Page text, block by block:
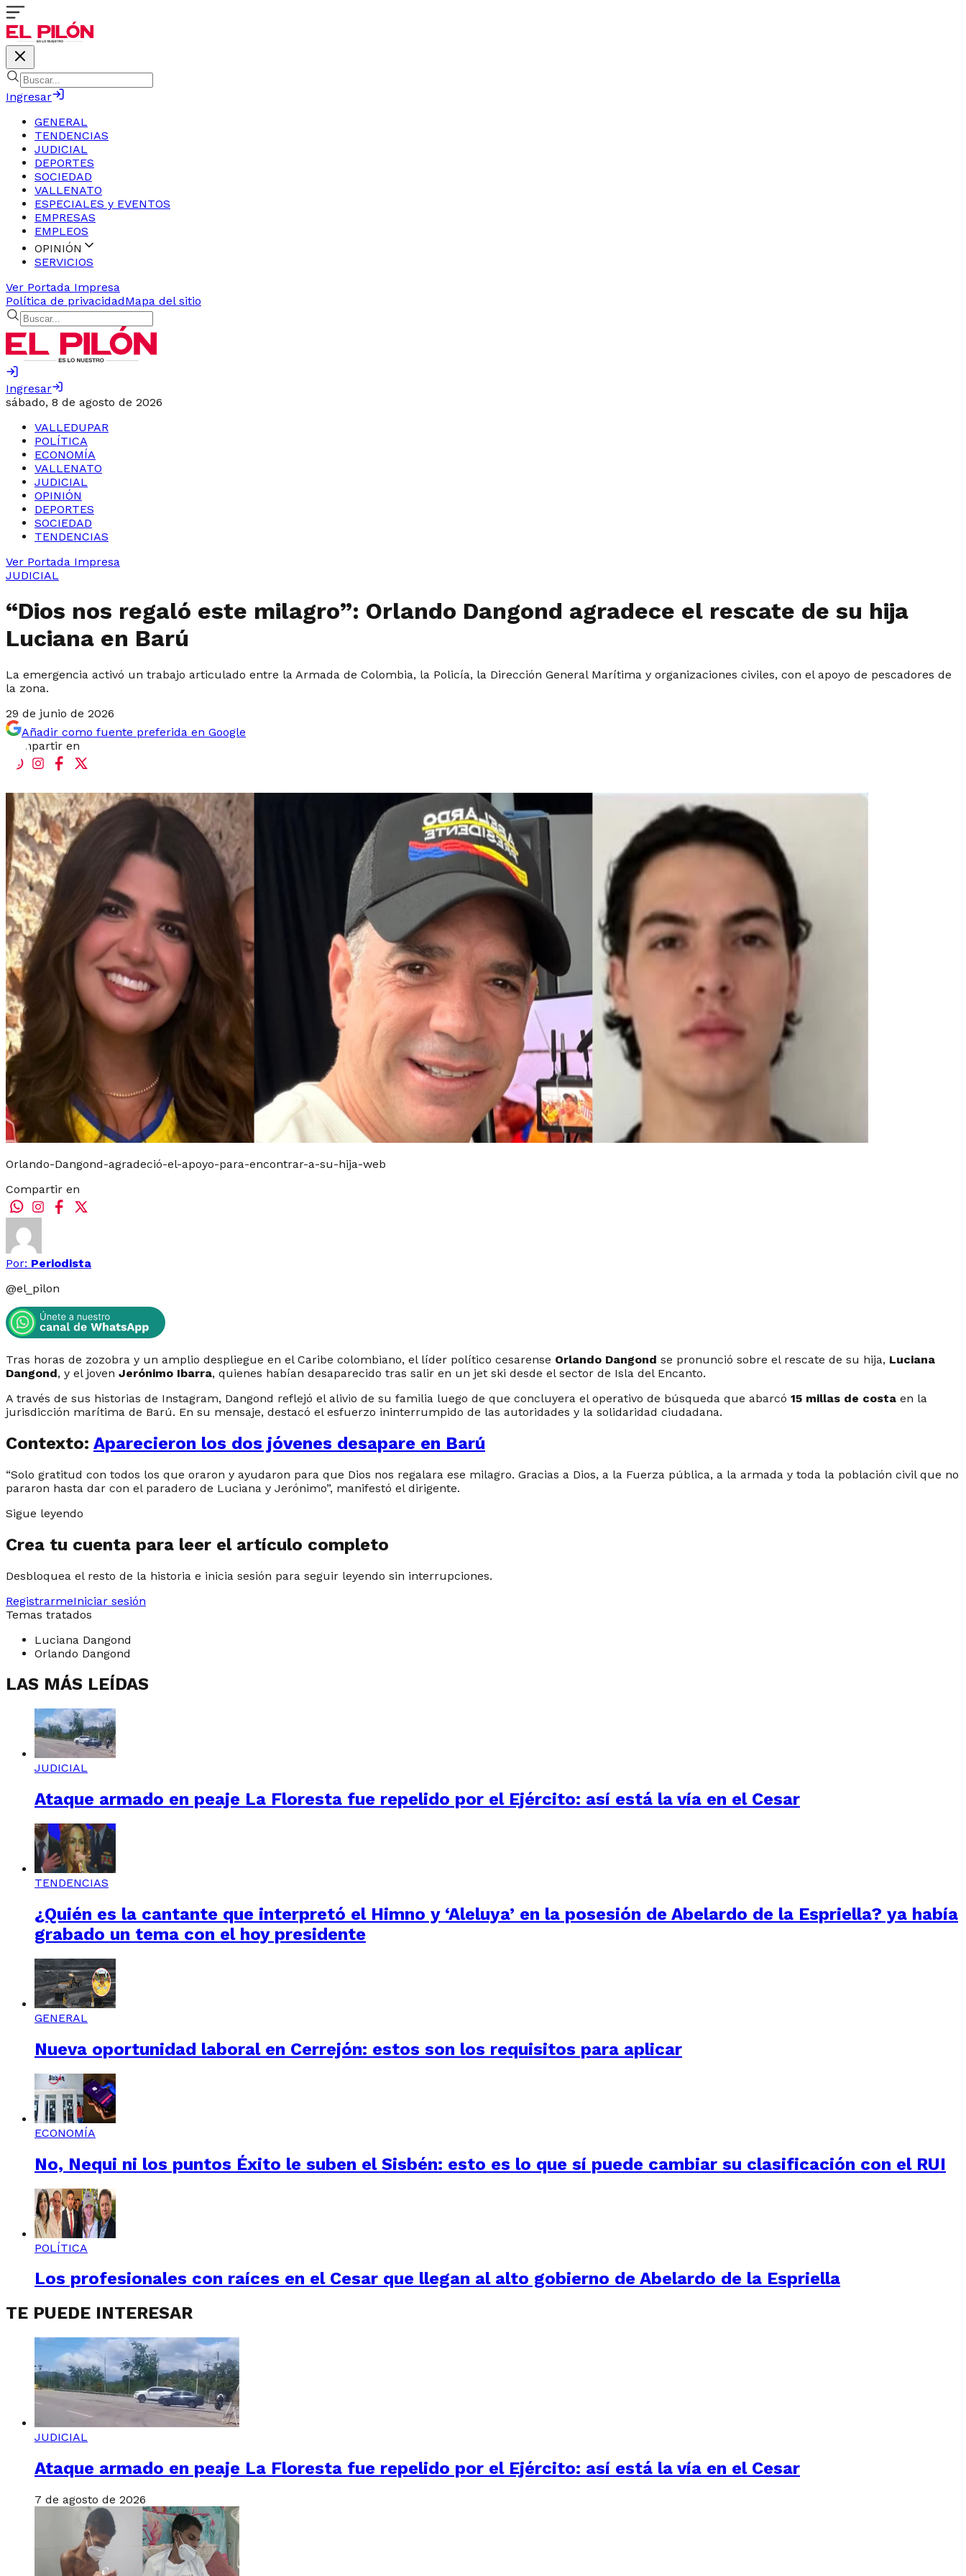
Ingresar
GENERAL
TENDENCIAS
JUDICIAL
DEPORTES
SOCIEDAD
VALLENATO
ESPECIALES y EVENTOS
EMPRESAS
EMPLEOS
OPINIÓN
SERVICIOS
Ver Portada Impresa
Política de privacidadMapa del sitio
Ingresar
sábado, 8 de agosto de 2026
VALLEDUPAR
POLÍTICA
ECONOMÍA
VALLENATO
JUDICIAL
OPINIÓN
DEPORTES
SOCIEDAD
TENDENCIAS
Ver Portada Impresa
JUDICIAL
“Dios nos regaló este milagro”: Orlando Dangond agradece el rescate de su hija
Luciana en Barú
La emergencia activó un trabajo articulado entre la Armada de Colombia, la Policía, la Dirección General Marítima y organizaciones civiles, con el apoyo de pescadores de
la zona.
29 de junio de 2026
Añadir como fuente preferida en Google
Compartir en
Orlando-Dangond-agradeció-el-apoyo-para-encontrar-a-su-hija-web
Compartir en
Por: Periodista
@el_pilon
Tras horas de zozobra y un amplio despliegue en el Caribe colombiano, el líder político cesarense Orlando Dangond se pronunció sobre el rescate de su hija, Luciana
Dangond, y el joven Jerónimo Ibarra, quienes habían desaparecido tras salir en un jet ski desde el sector de Isla del Encanto.
A través de sus historias de Instagram, Dangond reflejó el alivio de su familia luego de que concluyera el operativo de búsqueda que abarcó 15 millas de costa en la
jurisdicción marítima de Barú. En su mensaje, destacó el esfuerzo ininterrumpido de las autoridades y la solidaridad ciudadana.
Contexto: Aparecieron los dos jóvenes desapare en Barú
“Solo gratitud con todos los que oraron y ayudaron para que Dios nos regalara ese milagro. Gracias a Dios, a la Fuerza pública, a la armada y toda la población civil que no
pararon hasta dar con el paradero de Luciana y Jerónimo”, manifestó el dirigente.
Sigue leyendo
Crea tu cuenta para leer el artículo completo
Desbloquea el resto de la historia e inicia sesión para seguir leyendo sin interrupciones.
RegistrarmeIniciar sesión
Temas tratados
Luciana Dangond
Orlando Dangond
LAS MÁS LEÍDAS
JUDICIAL
Ataque armado en peaje La Floresta fue repelido por el Ejército: así está la vía en el Cesar
TENDENCIAS
¿Quién es la cantante que interpretó el Himno y ‘Aleluya’ en la posesión de Abelardo de la Espriella? ya había
grabado un tema con el hoy presidente
GENERAL
Nueva oportunidad laboral en Cerrejón: estos son los requisitos para aplicar
ECONOMÍA
No, Nequi ni los puntos Éxito le suben el Sisbén: esto es lo que sí puede cambiar su clasificación con el RUI
POLÍTICA
Los profesionales con raíces en el Cesar que llegan al alto gobierno de Abelardo de la Espriella
TE PUEDE INTERESAR
JUDICIAL
Ataque armado en peaje La Floresta fue repelido por el Ejército: así está la vía en el Cesar
7 de agosto de 2026